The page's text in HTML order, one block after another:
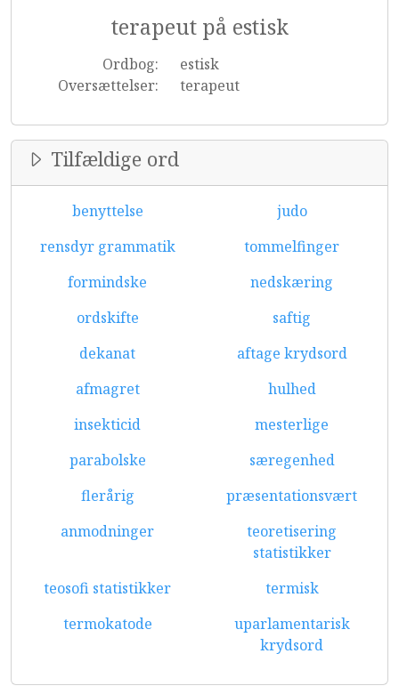
terapeut på estisk
Ordbog:
estisk
Oversættelser:
terapeut
Tilfældige ord
benyttelse
judo
rensdyr grammatik
tommelfinger
formindske
nedskæring
ordskifte
saftig
dekanat
aftage krydsord
afmagret
hulhed
insekticid
mesterlige
parabolske
særegenhed
flerårig
præsentationsvært
anmodninger
teoretisering
statistikker
teosofi statistikker
termisk
termokatode
uparlamentarisk
krydsord